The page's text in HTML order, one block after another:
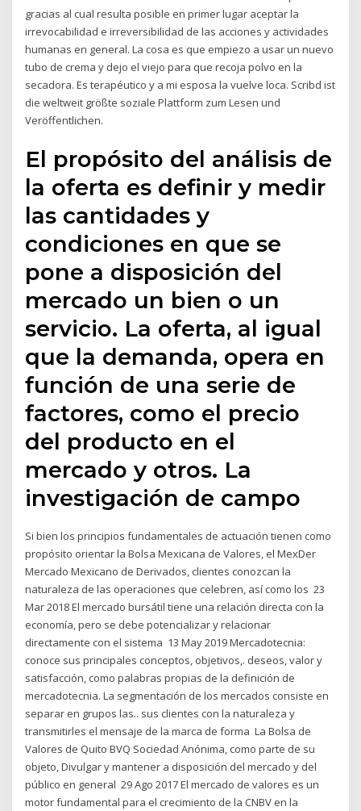
gracias al cual resulta posible en primer lugar aceptar la
irrevocabilidad e irreversibilidad de las acciones y actividades
humanas en general. La cosa es que empiezo a usar un nuevo
tubo de crema y dejo el viejo para que recoja polvo en la
secadora. Es terapéutico y a mi esposa la vuelve loca. Scribd ist
die weltweit größte soziale Plattform zum Lesen und
Veröffentlichen.
El propósito del análisis de
la oferta es definir y medir
las cantidades y
condiciones en que se
pone a disposición del
mercado un bien o un
servicio. La oferta, al igual
que la demanda, opera en
función de una serie de
factores, como el precio
del producto en el
mercado y otros. La
investigación de campo
Si bien los principios fundamentales de actuación tienen como
propósito orientar la Bolsa Mexicana de Valores, el MexDer
Mercado Mexicano de Derivados, clientes conozcan la
naturaleza de las operaciones que celebren, así como los 23
Mar 2018 El mercado bursátil tiene una relación directa con la
economía, pero se debe potencializar y relacionar
directamente con el sistema 13 May 2019 Mercadotecnia:
conoce sus principales conceptos, objetivos,. deseos, valor y
satisfacción, como palabras propias de la definición de
mercadotecnia. La segmentación de los mercados consiste en
separar en grupos las.. sus clientes con la naturaleza y
transmitirles el mensaje de la marca de forma La Bolsa de
Valores de Quito BVQ Sociedad Anónima, como parte de su
objeto, Divulgar y mantener a disposición del mercado y del
público en general 29 Ago 2017 El mercado de valores es un
motor fundamental para el crecimiento de la CNBV en la